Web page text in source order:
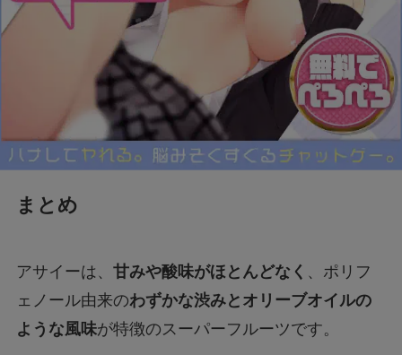
まとめ
アサイーは、 甘みや酸味がほとんどなく 、ポリフ
ェノール由来のわずかな渋みとオリーブオイルの
ような風味が特徴のスーパーフルーツです。